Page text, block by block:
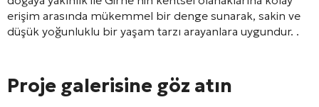
erişim arasında mükemmel bir denge sunarak, sakin ve
düşük yoğunluklu bir yaşam tarzı arayanlara uygundur. .
Proje galerisine göz atın